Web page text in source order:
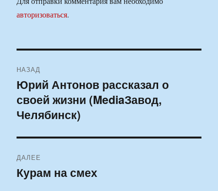
авторизоваться.
по
записям
НАЗАД
Предыдущая
запись:
Юрий Антонов рассказал о
своей жизни (MediaЗавод,
Челябинск)
ДАЛЕЕ
Следующая
Курам на смех